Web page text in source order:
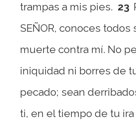
trampas a mis pies. 23
SEÑOR, conoces
muerte contra mí. No
iniquidad ni borres de
pecado; sean
ti, en el tiempo de tu